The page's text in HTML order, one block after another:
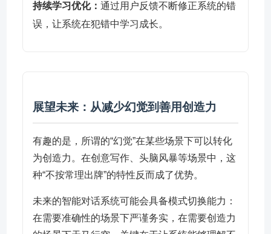
持续学习优化： 通过用户反馈不断修正系统的错
误，让系统在犯错中学习成长。
展望未来：从减少幻觉到善用创造力
有趣的是，所谓的“幻觉”在某些场景下可以转化
为创造力。在创意写作、头脑风暴等场景中，这
种“不按常理出牌”的特性反而成了优势。
未来的智能对话系统可能会具备模式切换能力：
在需要准确性的场景下严谨务实，在需要创造力